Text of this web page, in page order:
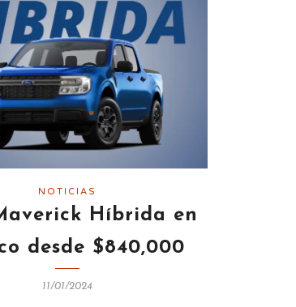
NOTICIAS
Híbrida en
desde $840,000
11/01/2024